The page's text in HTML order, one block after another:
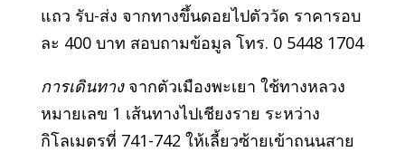
แถว รับ-ส่ง จากทางขึ้นดอยไปตัววัด ราคารอบ
ละ 400 บาท สอบถามข้อมูล โทร. 0 5448 1704
การเดินทางจากตัวเมืองพะเยา ใช้ทางหลวง
หมายเลข 1 เส้นทางไปเชียงราย ระหว่าง
กิโลเมตรที่ 741-742 ให้เลี้ยวซ้ายเข้าถนนสาย